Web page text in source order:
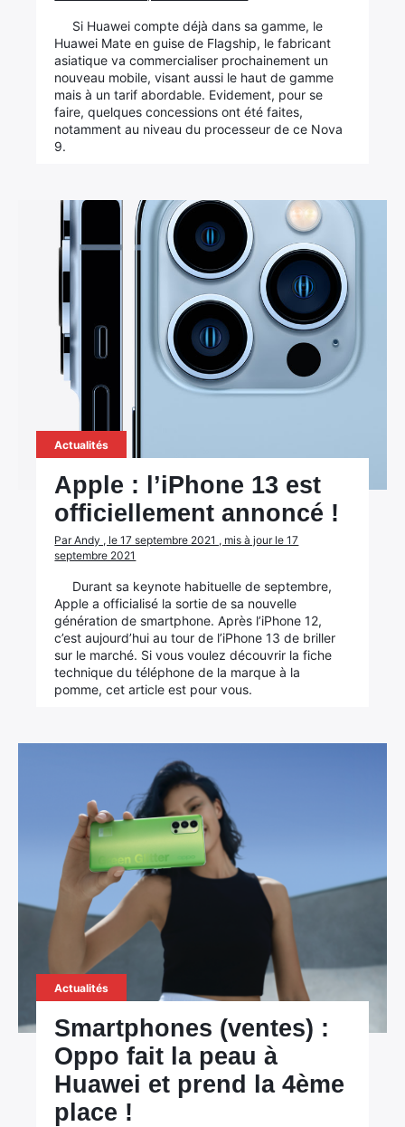
Si Huawei compte déjà dans sa gamme, le
Huawei Mate en guise de Flagship, le fabricant
asiatique va commercialiser prochainement un
nouveau mobile, visant aussi le haut de gamme
mais à un tarif abordable. Evidement, pour se
faire, quelques concessions ont été faites,
notamment au niveau du processeur de ce Nova
9.
Actualités
Apple : l’iPhone 13 est
officiellement annoncé !
Par Andy , le 17 septembre 2021 , mis à jour le 17
septembre 2021
Durant sa keynote habituelle de septembre,
Apple a officialisé la sortie de sa nouvelle
génération de smartphone. Après l’iPhone 12,
c’est aujourd’hui au tour de l’iPhone 13 de briller
sur le marché. Si vous voulez découvrir la fiche
technique du téléphone de la marque à la
pomme, cet article est pour vous.
Actualités
Smartphones (ventes) :
Oppo fait la peau à
Huawei et prend la 4ème
place !
Rechercher
: